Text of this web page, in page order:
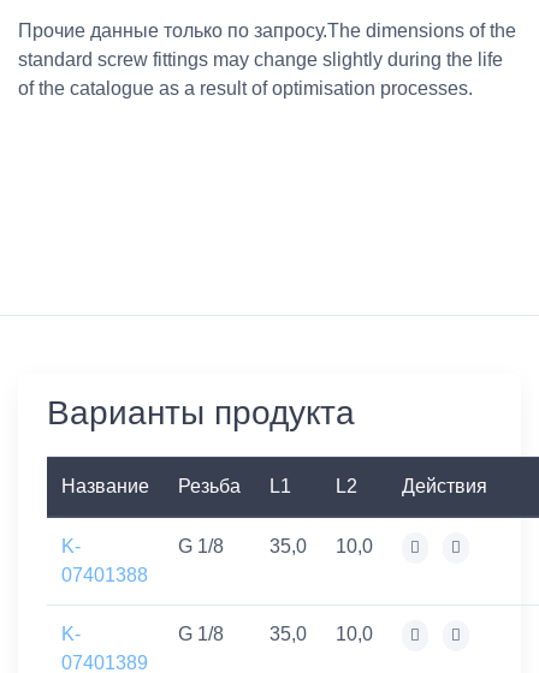
Прочие данные только по запросу.The dimensions of the
standard screw fittings may change slightly during the life
of the catalogue as a result of optimisation processes.
Варианты продукта
Название Резьба L1 L2 Действия
K-
07401388
G 1/8 35,0 10,0
K-
07401389
G 1/8 35,0 10,0